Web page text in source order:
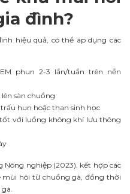
đình?
hiệu quả, có thể áp dụng các
phun 2-3 lần/tuần trên nền
sàn chuồng
hun hoặc than sinh học
với luồng không khí lưu thông
Nông nghiệp (2023), kết hợp các
mùi hôi từ chuồng gà, đồng thời